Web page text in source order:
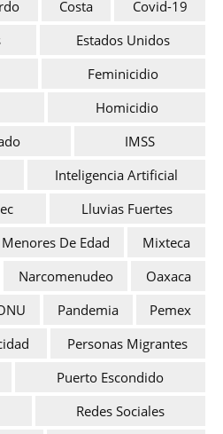
Costa
Covid-19
Estados Unidos
Feminicidio
Homicidio
IMSS
Inteligencia Artificial
Lluvias Fuertes
Menores De Edad
Mixteca
Narcomenudeo
Oaxaca
Pandemia
Pemex
Personas Migrantes
Puerto Escondido
Redes Sociales